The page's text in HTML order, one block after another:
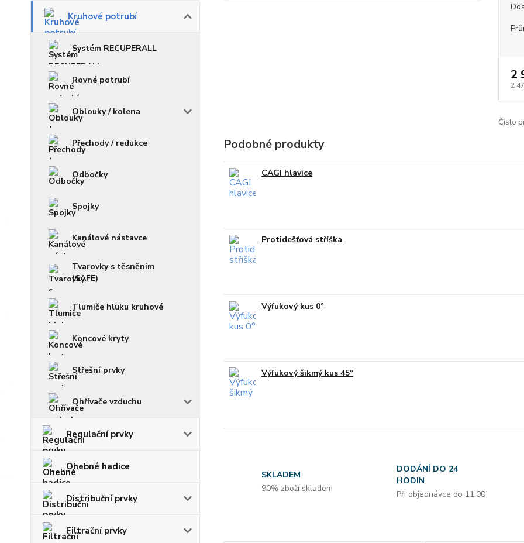
Kruhové potrubí
Systém RECUPERALL
Rovné potrubí
Oblouky / kolena
Přechody / redukce
Odbočky
Spojky
Kanálové nástavce
Tvarovky s těsněním
(SAFE)
Tlumiče hluku kruhové
Koncové kryty
Střešní prvky
Ohřívače vzduchu
Regulační prvky
Ohebné hadice
Distribuční prvky
Filtrační prvky
2
2
Číslo
Podobné produkty
CAGI hlavice
Protidešťová stříška
Výfukový kus 0°
Výfukový šikmý kus 45°
SKLADEM
90% zboží skladem
DODÁNÍ DO 24
HODIN
Při objednávce do 11:00